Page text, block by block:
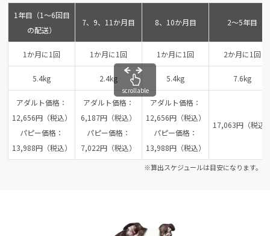
1年目（1～6回目
の配送）
7、9、11か月目 8、10か月目 2～5年目
1か月に1回 1か月に1回 1か月に1回 2か月に1回
5.4kg 2.4kg 5.4kg 7.6kg
アダルト価格：
12,656円（税込）
パピー価格：
13,988円（税込）
アダルト価格：
6,187円（税込）
パピー価格：
7,022円（税込）
アダルト価格：
12,656円（税込）
パピー価格：
13,988円（税込）
17,063円（税込
scrollable
※算出スケジュールは目安になります。